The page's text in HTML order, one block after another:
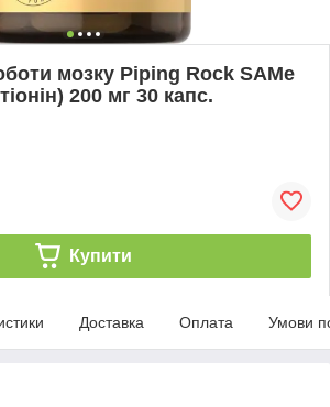
мозку Piping Rock SAMe
200 мг 30 капс.
Купити
Доставка Оплата Умови